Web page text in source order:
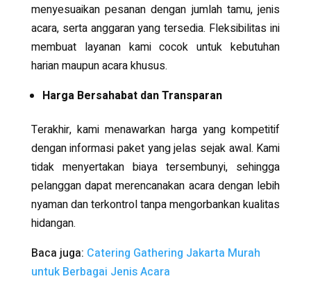
menyesuaikan pesanan dengan jumlah tamu, jenis
acara, serta anggaran yang tersedia. Fleksibilitas ini
membuat layanan kami cocok untuk kebutuhan
harian maupun acara khusus.
Harga Bersahabat dan Transparan
Terakhir, kami menawarkan harga yang kompetitif
dengan informasi paket yang jelas sejak awal. Kami
tidak menyertakan biaya tersembunyi, sehingga
pelanggan dapat merencanakan acara dengan lebih
nyaman dan terkontrol tanpa mengorbankan kualitas
hidangan.
Baca juga: Catering Gathering Jakarta Murah
untuk Berbagai Jenis Acara